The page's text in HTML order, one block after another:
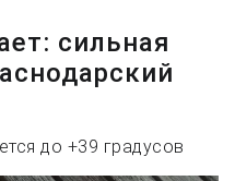
сильная
до +39 градусов